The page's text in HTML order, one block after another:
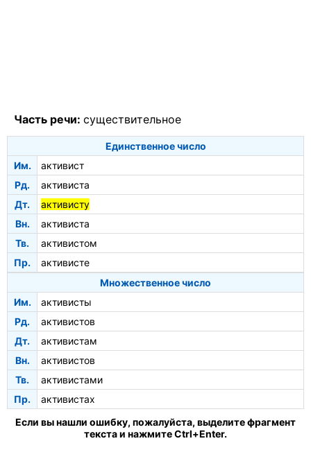
Часть речи: существительное
Единственное число
Им.
активист
Рд.
активиста
Дт.
активисту
Вн.
активиста
Тв.
активистом
Пр.
активисте
Множественное число
Им.
активисты
Рд.
активистов
Дт.
активистам
Вн.
активистов
Тв.
активистами
Пр.
активистах
Если вы нашли ошибку, пожалуйста, выделите фрагмент
текста и нажмите Ctrl+Enter.